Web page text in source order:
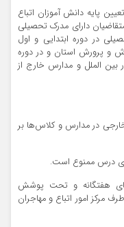
پایه دانش آموزان اتباع
دارای مدرک تحصیلی
در دوره ابتدایی و اول
و پرورش استان و در دوره
بین الملل و مدارس خارج از
در مدارس و کلاس‌ها بر
درس ممنوع است.
هفتگانه و تحت پوشش
مرکز امور اتباع و مهاجران